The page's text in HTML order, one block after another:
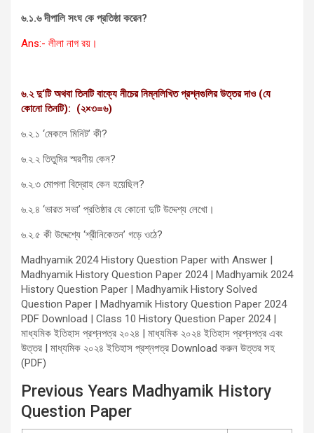
৬.১.৬ দীপালি সংঘ কে প্রতিষ্ঠা করেন?
Ans:- লীলা নাগ রয়।
৬.২ দু‘টি অথবা তিনটি বাক্যে নীচের নিম্নলিখিত প্রশ্নগুলির উত্তর দাও (যে
কোনো তিনটি): (২×৩=৬)
৬.২.১ ‘মেকলে মিনিট’ কী?
৬.২.২ তিতুমির স্মরণীয় কেন?
৬.২.৩ মোপলা বিদ্রোহ কেন হয়েছিল?
৬.২.৪ ‘ভারত সভা’ প্রতিষ্ঠার যে কোনো দুটি উদ্দেশ্য লেখো।
৬.২.৫ কী উদ্দেশ্যে ‘শ্রীনিকেতন’ গড়ে ওঠে?
Madhyamik 2024 History Question Paper with Answer |
Madhyamik History Question Paper 2024 | Madhyamik 2024
History Question Paper | Madhyamik History Solved
Question Paper | Madhyamik History Question Paper 2024
PDF Download | Class 10 History Question Paper 2024 |
মাধ্যমিক ইতিহাস প্রশ্নপত্র ২০২৪ | মাধ্যমিক ২০২৪ ইতিহাস প্রশ্নপত্র এবং
উত্তর | মাধ্যমিক ২০২৪ ইতিহাস প্রশ্নপত্র Download করুন উত্তর সহ
(PDF)
Previous Years Madhyamik History
Question Paper